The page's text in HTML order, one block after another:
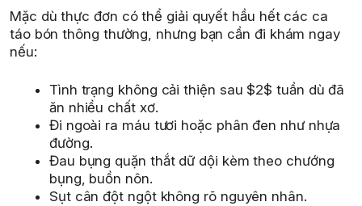
Mặc dù thực đơn có thể giải quyết hầu hết các ca
táo bón thông thường, nhưng bạn cần đi khám ngay
nếu:
Tình trạng không cải thiện sau $2$ tuần dù đã
ăn nhiều chất xơ.
Đi ngoài ra máu tươi hoặc phân đen như nhựa
đường.
Đau bụng quặn thắt dữ dội kèm theo chướng
bụng, buồn nôn.
Sụt cân đột ngột không rõ nguyên nhân.